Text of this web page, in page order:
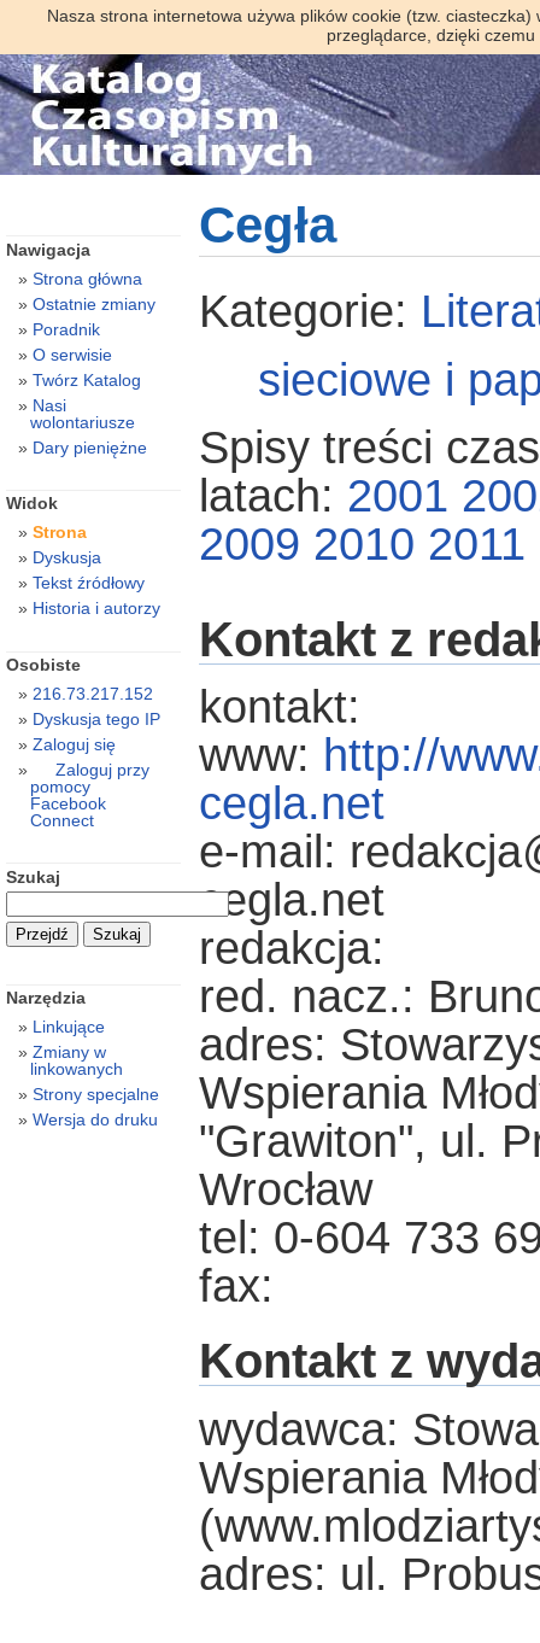
Nasza strona internetowa używa plików cookie (tzw.
przeglądarce, dzięki
Cegła
Kategorie:
sieciowe i
Spisy treści
latach: 2001
2009 2010 2011
Kontakt z
kontakt:
www: http://
cegla.net
e-mail:
cegla.net
redakcja:
red. nacz.:
adres:
Wspierania
"Grawiton", ul.
Wrocław
tel: 0-604 733
fax:
Kontakt z
wydawca:
Wspierania
adres: ul.
Nawigacja
Strona główna
Ostatnie zmiany
Poradnik
O serwisie
Twórz Katalog
Nasi
wolontariusze
Dary pieniężne
Widok
Strona
Dyskusja
Tekst źródłowy
Historia i autorzy
Osobiste
216.73.217.152
Dyskusja tego IP
Zaloguj się
Zaloguj przy
pomocy
Facebook
Connect
Szukaj
Narzędzia
Linkujące
Zmiany w
linkowanych
Strony specjalne
Wersja do druku